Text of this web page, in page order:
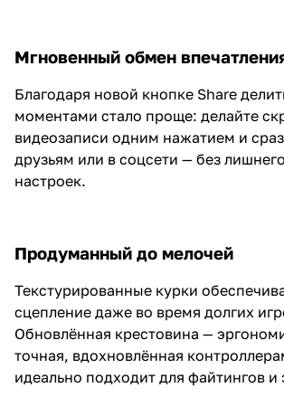
Мгновенный обмен
Благодаря новой кнопке Share
моментами стало проще: делайте
видеозаписи одним нажатием и
друзьям или в соцсети — без
настроек.
Продуманный до мелочей
Текстурированные курки
сцепление даже во время долгих
Обновлённая крестовина —
точная, вдохновлённая
идеально подходит для файтингов и